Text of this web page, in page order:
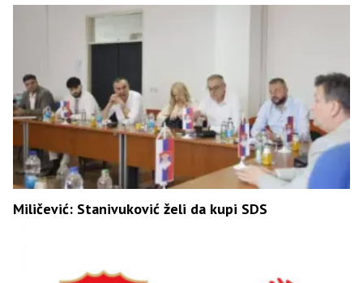
Miličević: Stanivuković želi da kupi SDS